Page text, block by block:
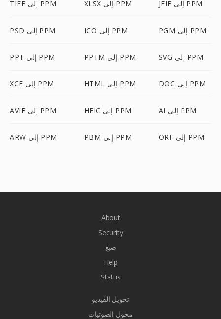
TIFF إلى PPM XLSX إلى PPM JFIF إلى PPM
PSD إلى PPM ICO إلى PPM PGM إلى PPM
PPT إلى PPM PPTM إلى PPM SVG إلى PPM
XCF إلى PPM HTML إلى PPM DOC إلى PPM
AVIF إلى PPM HEIC إلى PPM AI إلى PPM
ARW إلى PPM PBM إلى PPM ORF إلى PPM
About
Security
صيغ
Help
Status
تحويل الفيديو
محول الصوتيات